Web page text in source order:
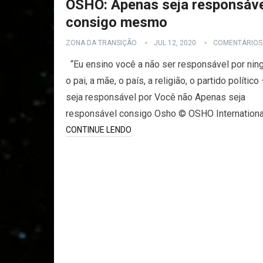
OSHO: Apenas seja
consigo mesmo
ZONA DA TRANSIÇÃO JUL 12, 2020 COMENTÁRIOS
“Eu ensino você a não ser responsável por
o pai, a mãe, o país, a religião, o partido político
seja responsável por Você não Apenas seja
responsável consigo Osho © OSHO
CONTINUE LENDO